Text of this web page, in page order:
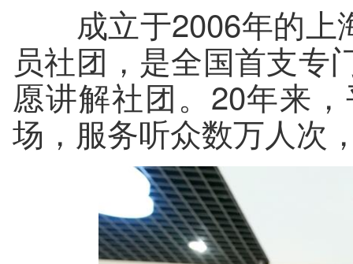
成立于2006年的上
员社团，是全国首支专
愿讲解社团。20年来
场，服务听众数万人次